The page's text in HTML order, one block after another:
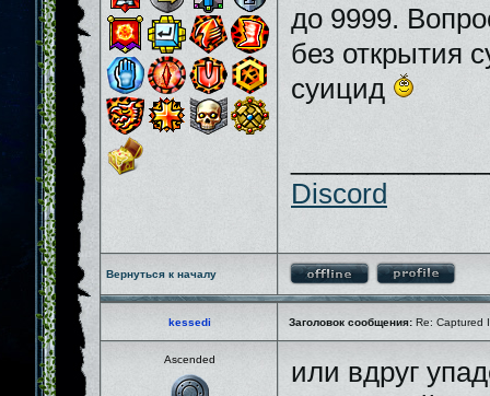
до 9999.
без открытия
суицид
Discord
Вернуться к началу
kessedi Заголовок сообщения: Re: Captured
Ascended
или вдруг